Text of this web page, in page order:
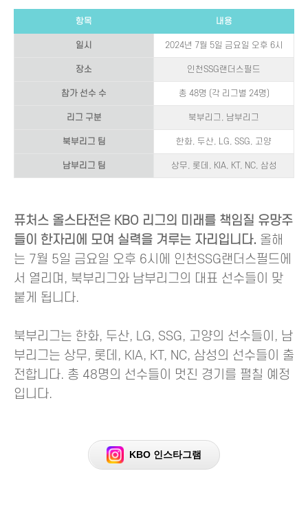
항목 내용
일시 2024년 7월 5일 금요일 오후 6시
장소 인천SSG랜더스필드
참가 선수 수 총 48명 (각 리그별 24명)
리그 구분 북부리그, 남부리그
북부리그 팀 한화, 두산, LG, SSG, 고양
남부리그 팀 상무, 롯데, KIA, KT, NC, 삼성
퓨처스 올스타전은 KBO 리그의 미래를 책임질 유망주
들이 한자리에 모여 실력을 겨루는 자리입니다. 올해
는 7월 5일 금요일 오후 6시에 인천SSG랜더스필드에
서 열리며, 북부리그와 남부리그의 대표 선수들이 맞
붙게 됩니다.
북부리그는 한화, 두산, LG, SSG, 고양의 선수들이, 남
부리그는 상무, 롯데, KIA, KT, NC, 삼성의 선수들이 출
전합니다. 총 48명의 선수들이 멋진 경기를 펼칠 예정
입니다.
KBO 인스타그램